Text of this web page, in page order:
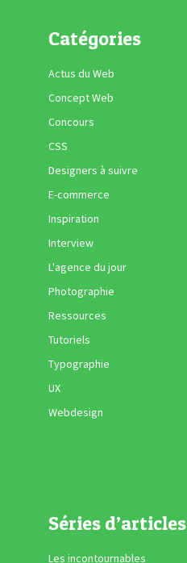
Catégories
Actus du Web
Concept Web
Concours
CSS
Designers à suivre
E-commerce
Inspiration
Interview
L'agence du jour
Photographie
Ressources
Tutoriels
Typographie
UX
Webdesign
Séries d’articles
Les incontournables